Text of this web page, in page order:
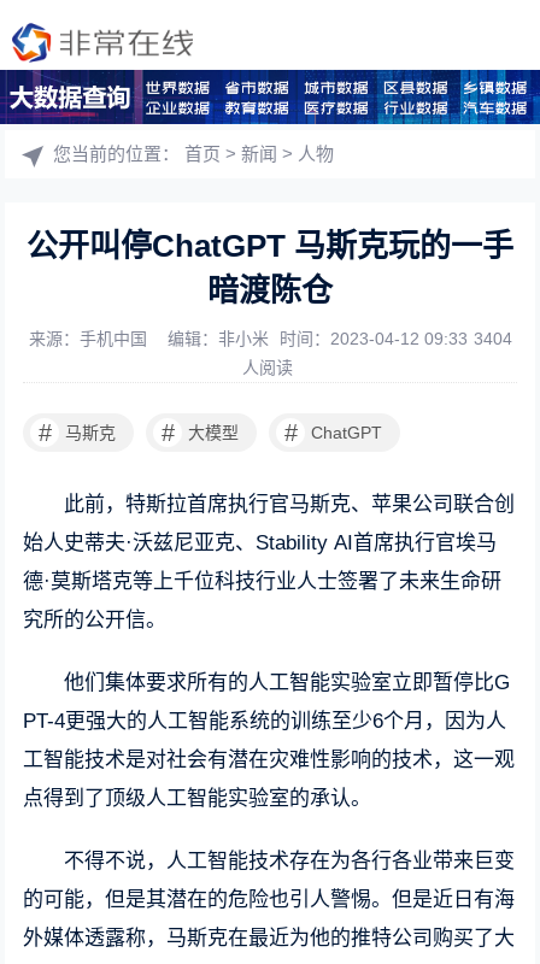
您当前的位置：首页 >新闻 > 人物
公开叫停ChatGPT 马斯克玩的一手
暗渡陈仓
来源：手机中国 编辑：非小米 时间：2023-04-12 09:33 3404
人阅读
# 马斯克 # 大模型 # ChatGPT
此前，特斯拉首席执行官马斯克、苹果公司联合创
始人史蒂夫·沃兹尼亚克、Stability AI首席执行官埃马
德·莫斯塔克等上千位科技行业人士签署了未来生命研
究所的公开信。
他们集体要求所有的人工智能实验室立即暂停比G
PT-4更强大的人工智能系统的训练至少6个月，因为人
工智能技术是对社会有潜在灾难性影响的技术，这一观
点得到了顶级人工智能实验室的承认。
不得不说，人工智能技术存在为各行各业带来巨变
的可能，但是其潜在的危险也引人警惕。但是近日有海
外媒体透露称，马斯克在最近为他的推特公司购买了大